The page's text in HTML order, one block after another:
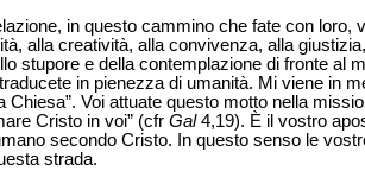
in questo cammino che fate con
alla creatività, alla convivenza, alla
stupore e della contemplazione di fronte al
in pienezza di umanità. Mi viene in
Chiesa”. Voi attuate questo motto nella
Cristo in voi” (cfr Gal4,19). È il vostro
secondo Cristo. In questo senso le
strada.